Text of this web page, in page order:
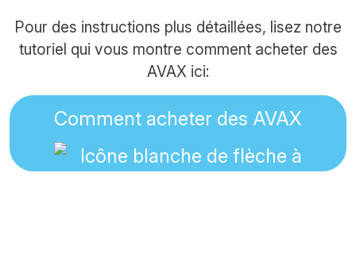
Pour des instructions plus détaillées, lisez notre
tutoriel qui vous montre comment acheter des
AVAX ici:
Comment acheter des AVAX